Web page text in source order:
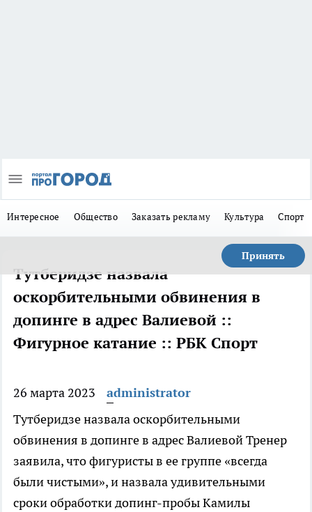
Интересное Общество Заказать рекламу Культура Спорт
Принять
Тутберидзе назвала
оскорбительными обвинения в
допинге в адрес Валиевой ::
Фигурное катание :: РБК Спорт
26 марта 2023
administrator
Тутберидзе назвала оскорбительными
обвинения в допинге в адрес ВалиевойТренер
заявила, что фигуристы в ее группе «всегда
были чистыми», и назвала удивительными
сроки обработки допинг-пробы Камилы